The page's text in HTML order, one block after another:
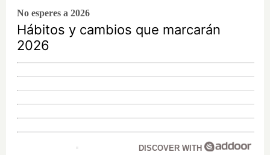
No esperes a 2026
Hábitos y cambios que marcarán
2026
DISCOVER WITH